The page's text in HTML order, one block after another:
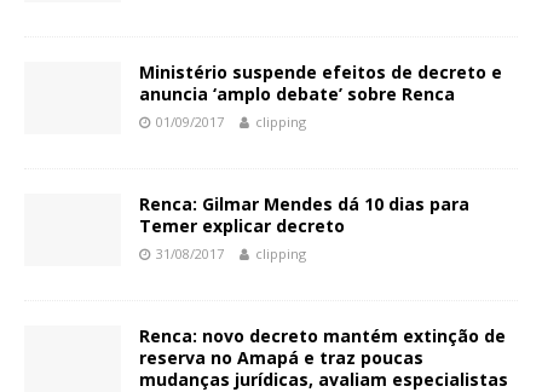
Ministério suspende efeitos de decreto e
anuncia ‘amplo debate’ sobre Renca
01/09/2017 clipping
Renca: Gilmar Mendes dá 10 dias para
Temer explicar decreto
31/08/2017 clipping
Renca: novo decreto mantém extinção de
reserva no Amapá e traz poucas
mudanças jurídicas, avaliam especialistas